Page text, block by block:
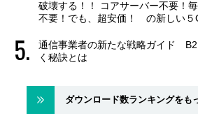
破壊する！！ コアサーバー不要！
不要！でも、超安価！ の新しい５
通信事業者の新たな戦略ガイド
く秘訣とは
ダウンロード数ランキングをも